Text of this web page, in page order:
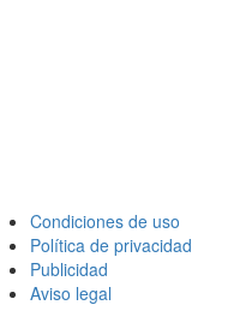
Condiciones de uso
Política de privacidad
Publicidad
Aviso legal